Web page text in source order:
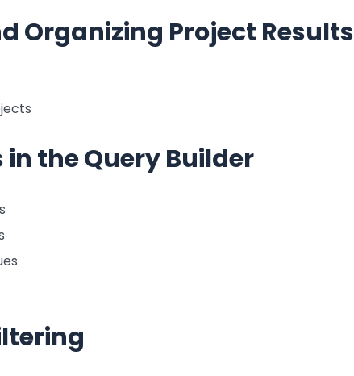
Organizing Project Results
the Query Builder